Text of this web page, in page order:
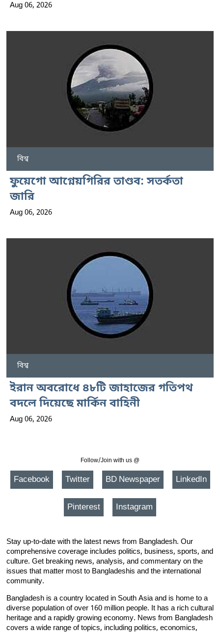
Aug 06, 2026
বিশ্ব
ফুয়েগো আগ্নেয়গিরির তাণ্ডব: সতর্কতা
জারি
Aug 06, 2026
বিশ্ব
ইরান অবরোধে ৪৮টি জাহাজের গতিপথ
বদলে দিয়েছে মার্কিন বাহিনী
Aug 06, 2026
Follow/Join with us @
Facebook Twitter BD Newspaper LinkedIn
Pinterest Instagram
Stay up-to-date with the latest news from Bangladesh. Our
comprehensive coverage includes politics, business, sports, and
culture. Get breaking news, analysis, and commentary on the
issues that matter most to Bangladeshis and the international
community.
Bangladesh is a country located in South Asia and is home to a
diverse population of over 160 million people. It has a rich cultural
heritage and a rapidly growing economy. News from Bangladesh
covers a wide range of topics, including politics, economics,